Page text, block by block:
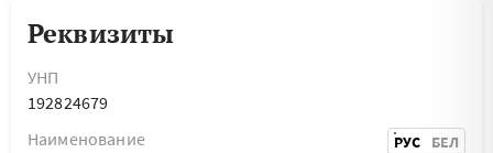
Реквизиты
УНП
192824679
Наименование
РУС БЕЛ